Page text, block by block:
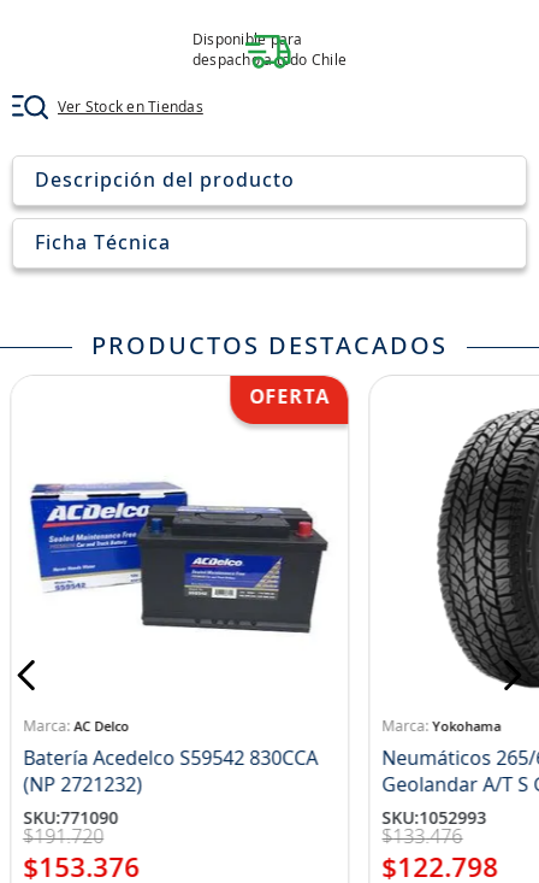
Disponible para
despacho a todo Chile
Ver Stock en Tiendas
Descripción del producto
Ficha Técnica
PRODUCTOS DESTACADOS
AC Delco
Batería Acedelco S59542 830CCA
(NP 2721232)
SKU:771090
$191.720
$153.376
Yokohama
Neumáticos 265/
SKU:1052993
$133.476
$122.798
10
jockey john deere